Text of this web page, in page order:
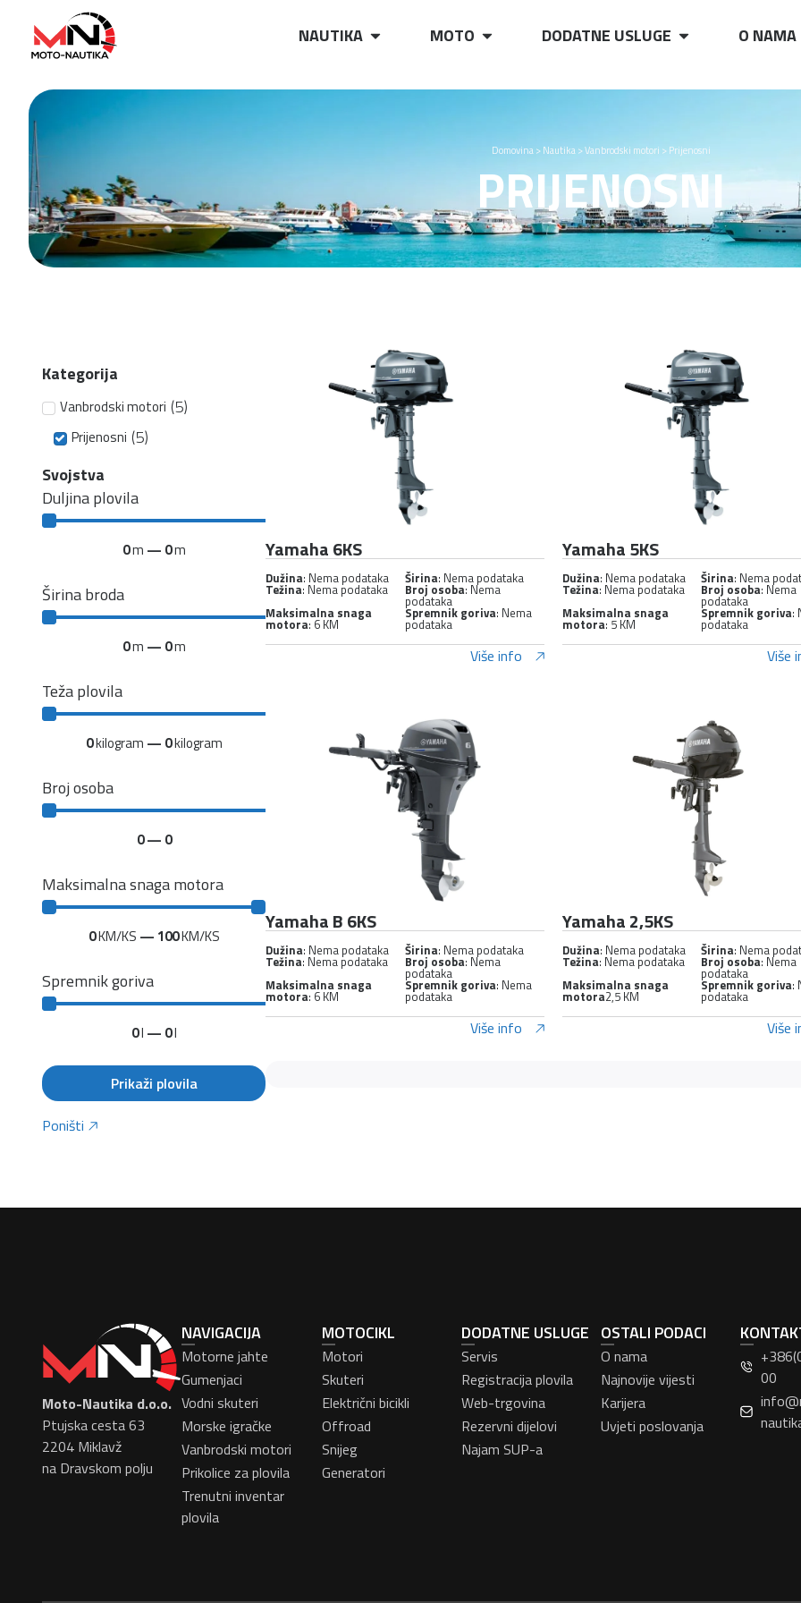
NAUTIKA MOTO DODATNE USLUGE O NAMA
Domovina>Nautika>Vanbrodski motori >Prijenosni
PRIJENOSNI
Kategorija
Vanbrodski motori (5)
Prijenosni (5)
Svojstva
Duljina plovila
0m — 0m
Širina broda
0m — 0m
Teža plovila
0kilogram — 0kilogram
Broj osoba
0— 0
Maksimalna snaga motora
0KM/KS — 100KM/KS
Spremnik goriva
0l — 0l
Prikaži plovila
Poništi
Yamaha 6KS
Dužina: Nema podataka Širina: Nema podataka
Težina: Nema podataka Broj osoba: Nema
podataka
Maksimalna snaga
motora: 6 KM
Spremnik goriva: Nema
podataka
Više info
Yamaha 5KS
Dužina: Nema podataka Širina: Nema
Težina: Nema podataka Broj osoba: Nema
podataka
Maksimalna snaga
motora: 5 KM
Spremnik goriva:
podataka
Više
Yamaha B 6KS
Dužina: Nema podataka Širina: Nema podataka
Težina: Nema podataka Broj osoba: Nema
podataka
Maksimalna snaga
motora: 6 KM
Spremnik goriva: Nema
podataka
Više info
Yamaha 2,5KS
Dužina: Nema podataka Širina: Nema
Težina: Nema podataka Broj osoba: Nema
podataka
Maksimalna snaga
motora2,5 KM
Spremnik goriva:
podataka
Više
Moto-Nautika d.o.o.
Ptujska cesta 63
2204 Miklavž
na Dravskom polju
NAVIGACIJA
Motorne jahte
Gumenjaci
Vodni skuteri
Morske igračke
Vanbrodski motori
Prikolice za plovila
Trenutni inventar
plovila
MOTOCIKL
Motori
Skuteri
Električni bicikli
Offroad
Snijeg
Generatori
DODATNE USLUGE
Servis
Registracija plovila
Web-trgovina
Rezervni dijelovi
Najam SUP-a
OSTALI PODACI
O nama
Najnovije vijesti
Karijera
Uvjeti poslovanja
00